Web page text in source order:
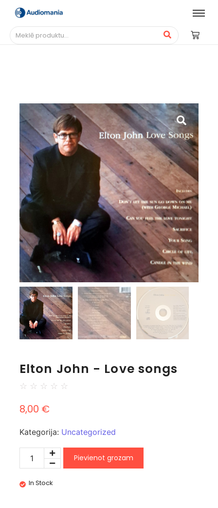
Elton John - Love songs
☆ ☆ ☆ ☆ ☆
8,00 €
Kategorija: Uncategorized
Pievienot grozam
In Stock